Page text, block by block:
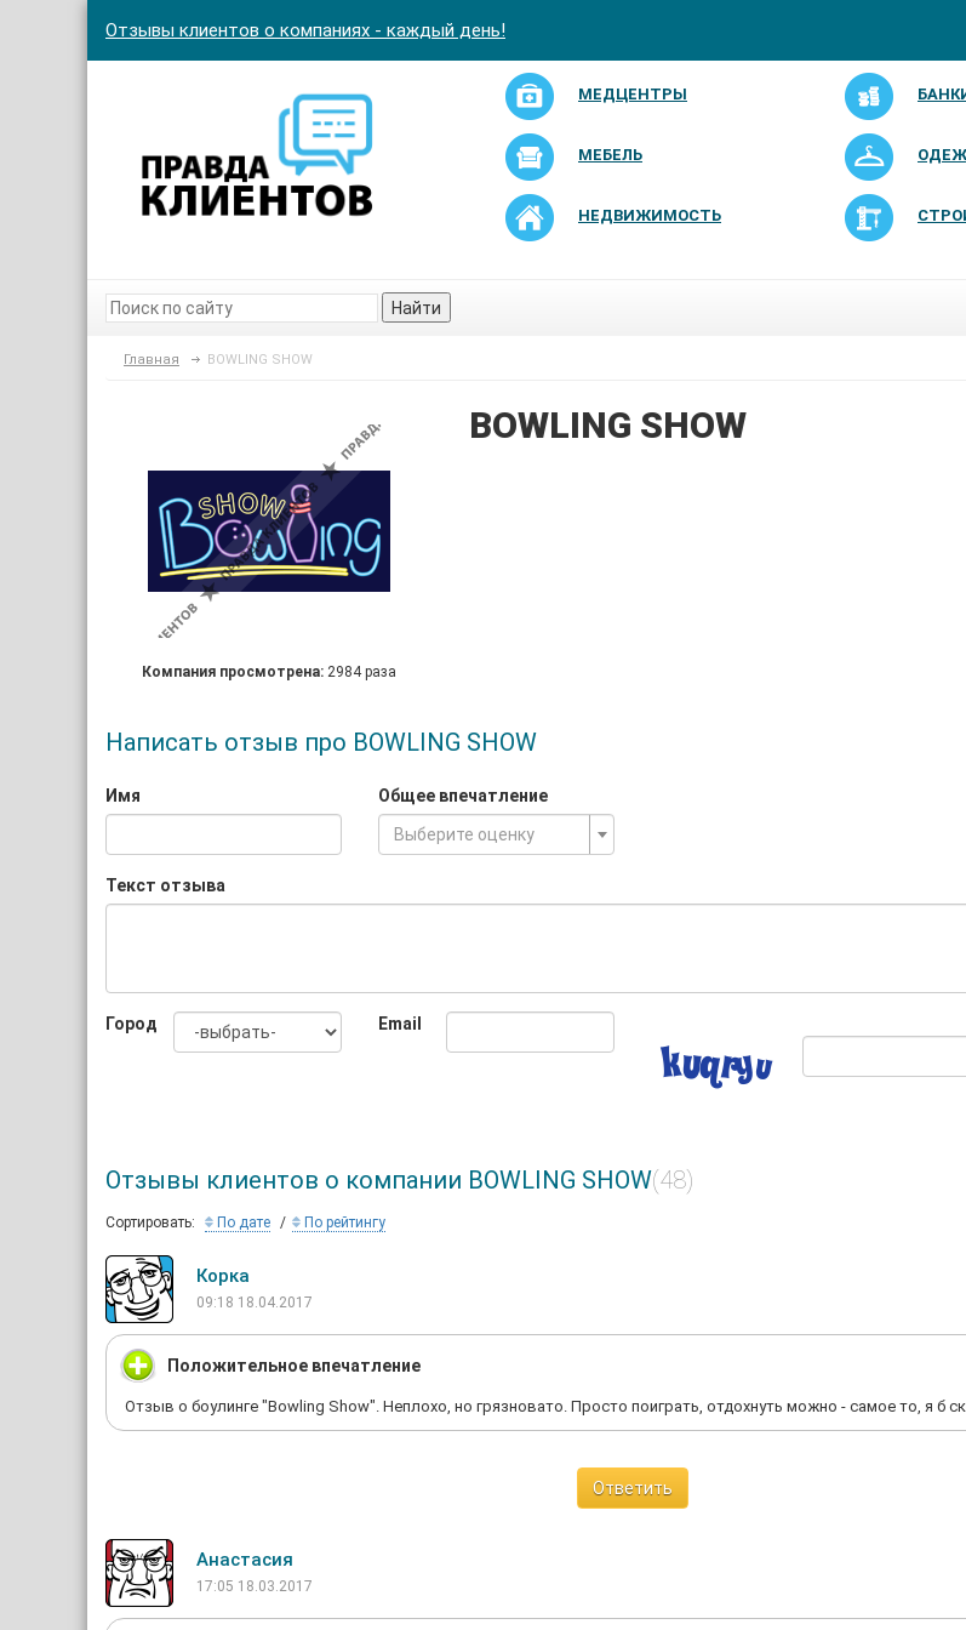
Отзывы клиентов о компаниях - каждый день!
МЕДЦЕНТРЫ
МЕБЕЛЬ
НЕДВИЖИМОСТЬ
Найти
Главная BOWLING SHOW
Компания просмотрена: 2984 раза
BOWLING SHOW
Написать отзыв про BOWLING SHOW
Имя
Общее впечатление
Выберите оценку
Текст отзыва
Город Email
Отзывы клиентов о компании BOWLING SHOW(48)
Сортировать: По дате По рейтингу
Корка
09:18 18.04.2017
Положительное впечатление
Отзыв о боулинге "Bowling Show". Неплохо, но грязновато. Просто поиграть, отдохнуть можно - самое то, я б
Ответить
Анастасия
17:05 18.03.2017